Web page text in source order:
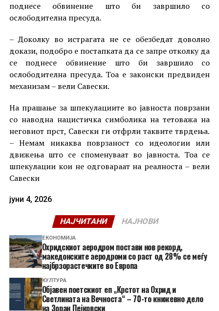
поднесе обвинение што би завршило со
ослободителна пресуда.
– Доколку во истрагата не се обезбедат доволно
докази, подобро е постапката да се запре отколку да
се поднесе обвинение што би завршило со
ослободителна пресуда. Тоа е законски предвиден
механизам – вели Савески.
На прашање за шпекулациите во јавноста поврзани
со наводна нацистичка симболика на тетоважа на
неговиот прст, Савески ги отфрли таквите тврдења.
– Немам никаква поврзаност со идеологии или
движења што се споменуваат во јавноста. Тоа се
шпекулации кои не одговараат на реалноста – вели
Савески
јуни 4, 2026
НАЈЧИТАНИ НАЈНОВИ
ЕКОНОМИЈА
Охридскиот аеродром постави нов рекорд,
македонските аеродроми со раст од 28% се меѓу
најбрзорастечките во Европа
КУЛТУРА
Објавен поетскиот еп „Крстот на Охрид и
Светлината на Вечноста“ – 70-то книжевно дело
на Зоран Пејковски